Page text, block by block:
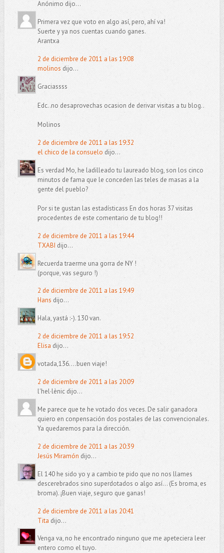
Anónimo dijo...
Primera vez que voto en algo así, pero, ahí va!
Suerte y ya nos cuentas cuando ganes.
Arantxa
2 de diciembre de 2011 a las 19:08
molinos dijo...
Graciassss
Edc..no desaprovechas ocasion de derivar visitas a tu blog..
Molinos
2 de diciembre de 2011 a las 19:32
el chico de la consuelo dijo...
Es verdad Mo, he ladilleado tu laureado blog, son los cinco
minutos de fama que le conceden las teles de masas a la
gente del pueblo?
Por si te gustan las estadísticass En dos horas 37 visitas
procedentes de este comentario de tu blog!!
2 de diciembre de 2011 a las 19:44
TXABI dijo...
Recuerda traerme una gorra de NY !
(porque, vas seguro !)
2 de diciembre de 2011 a las 19:49
Hans dijo...
Hala, yastá :-). 130 van.
2 de diciembre de 2011 a las 19:52
Elisa dijo...
votada,136....buen viaje!
2 de diciembre de 2011 a las 20:09
l'hel·lènic dijo...
Me parece que te he votado dos veces. De salir ganadora
quiero en conpensación dos postales de las convencionales.
Ya quedaremos para la dirección.
2 de diciembre de 2011 a las 20:39
Jesús Miramón dijo...
El 140 he sido yo y a cambio te pido que no nos llames
descerebrados sino superdotados o algo así... (Es broma, es
broma). ¡Buen viaje, seguro que ganas!
2 de diciembre de 2011 a las 20:41
Tita dijo...
Venga va, no he encontrado ninguno que me apeteciera leer
entero como el tuyo.